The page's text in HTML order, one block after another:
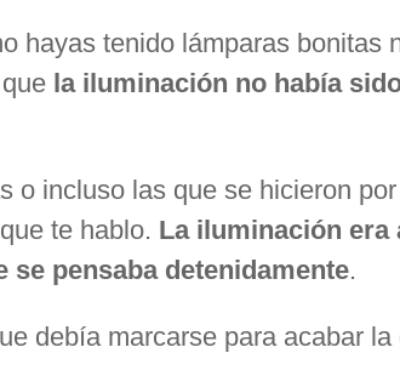
hayas tenido lámparas bonitas
la iluminación no había
o incluso las que se hicieron
te hablo. La iluminación era
se pensaba detenidamente.
debía marcarse para acabar la